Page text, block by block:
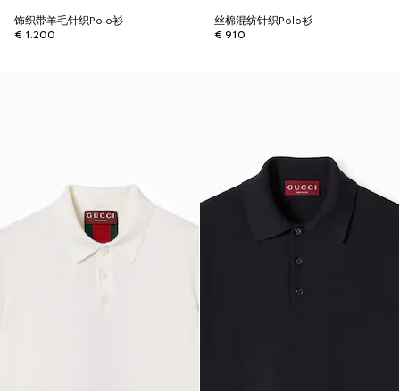
饰织带羊毛针织Polo衫
€ 1.200
丝棉混纺针织Polo衫
€ 910